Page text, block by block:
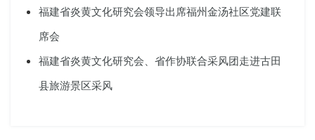
福建省炎黄文化研究会领导出席福州金汤社区党建联
席会
福建省炎黄文化研究会、省作协联合采风团走进古田
县旅游景区采风